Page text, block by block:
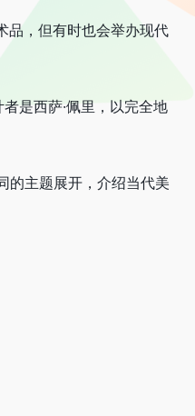
品，但有时也会举办现代
是西萨·佩里，以完全地
的主题展开，介绍当代美